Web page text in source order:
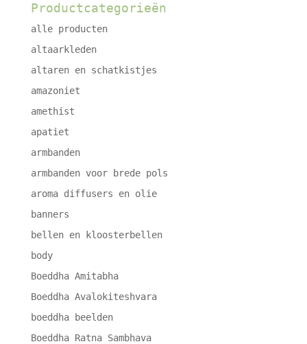
Productcategorieën
alle producten
altaarkleden
altaren en schatkistjes
amazoniet
amethist
apatiet
armbanden
armbanden voor brede pols
aroma diffusers en olie
banners
bellen en kloosterbellen
body
Boeddha Amitabha
Boeddha Avalokiteshvara
boeddha beelden
Boeddha Ratna Sambhava